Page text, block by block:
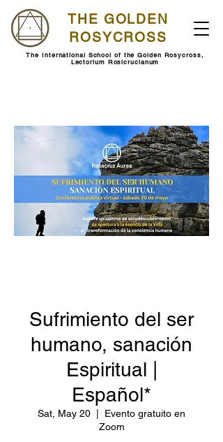
THE GOLDEN
ROSYCROSS
The International School of the Golden Rosycross,
Lectorium Rosicrucianum
Sufrimiento del ser
humano, sanación
Espiritual |
Español*
Sat, May 20
Evento gratuito en
Zoom